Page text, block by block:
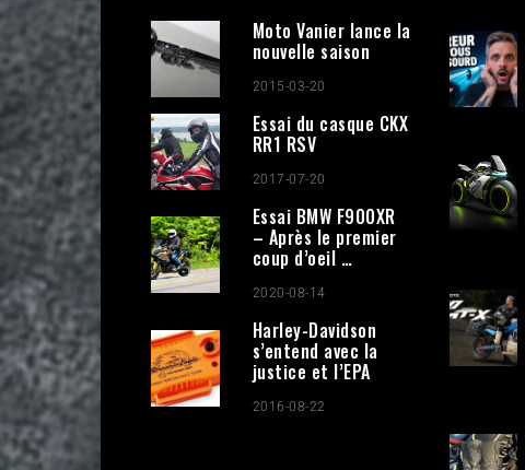
Moto Vanier lance la
nouvelle saison
2015-03-20
Essai du casque CKX
RR1 RSV
2017-07-20
Essai BMW F900XR
– Après le premier
coup d’oeil …
2020-08-14
Harley-Davidson
s’entend avec la
justice et l’EPA
2016-08-22